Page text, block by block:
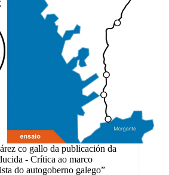
co gallo da publicación da
- Crítica ao marco
do autogoberno galego”